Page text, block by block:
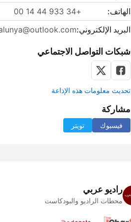
الهاتف:
+34 933 44 14 00
البريد الإلكتروني:
شبكات التواصل الاجتماعي
تحديث معلومات هذه الإذاعة
مشاركة
فيسبوك تويتر
راديو عربي
محطات الراديو والبودكاست